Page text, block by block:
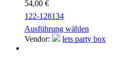
54,00 €
122-128134
Ausführung wählen
Vendor:
lets party box